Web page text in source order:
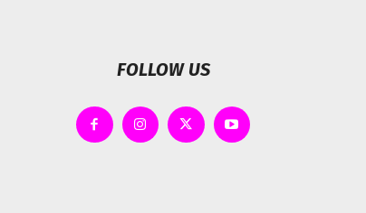
FOLLOW US